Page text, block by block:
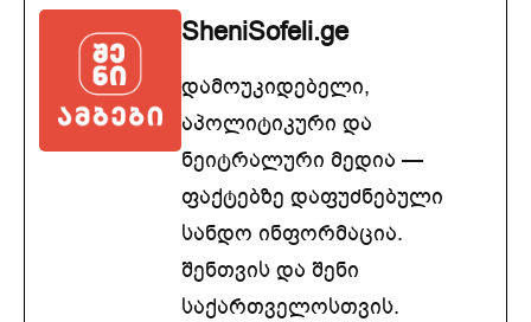
SheniSofeli.ge
დამოუკიდებელი,
აპოლიტიკური და
ნეიტრალური მედია —
ფაქტებზე დაფუძნებული
სანდო ინფორმაცია.
შენთვის და შენი
საქართველოსთვის.